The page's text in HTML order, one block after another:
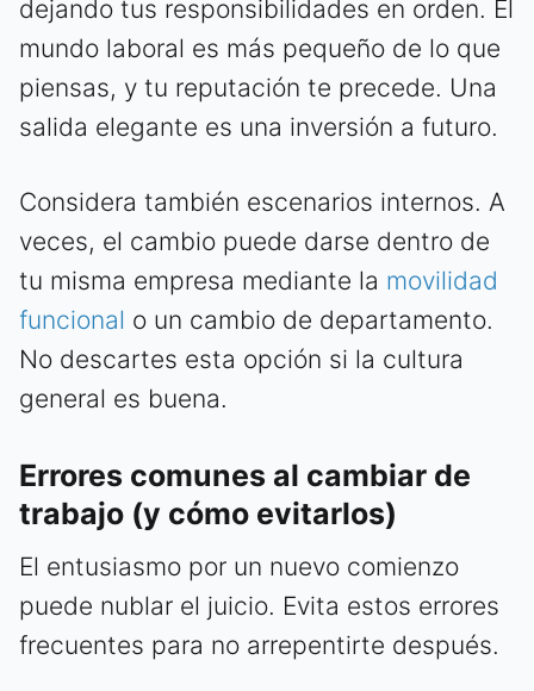
dejando tus responsibilidades en orden. El
mundo laboral es más pequeño de lo que
piensas, y tu reputación te precede. Una
salida elegante es una inversión a futuro.
Considera también escenarios internos. A
veces, el cambio puede darse dentro de
tu misma empresa mediante la movilidad
funcional o un cambio de departamento.
No descartes esta opción si la cultura
general es buena.
Errores comunes al cambiar de
trabajo (y cómo evitarlos)
El entusiasmo por un nuevo comienzo
puede nublar el juicio. Evita estos errores
frecuentes para no arrepentirte después.